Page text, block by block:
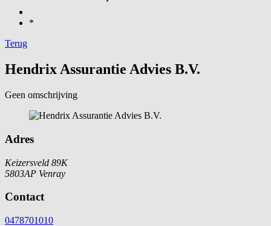
*
Terug
Hendrix Assurantie Advies B.V.
Geen omschrijving
Adres
Keizersveld 89K
5803AP Venray
Contact
0478701010